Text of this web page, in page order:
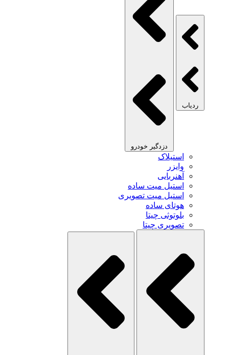
ردیاب
دزدگیر خودرو
استیلاک
وایزر
آهنربایی
استیل میت ساده
استیل میت تصویری
هوتای ساده
بلوتوثی چیتا
تصویری چیتا